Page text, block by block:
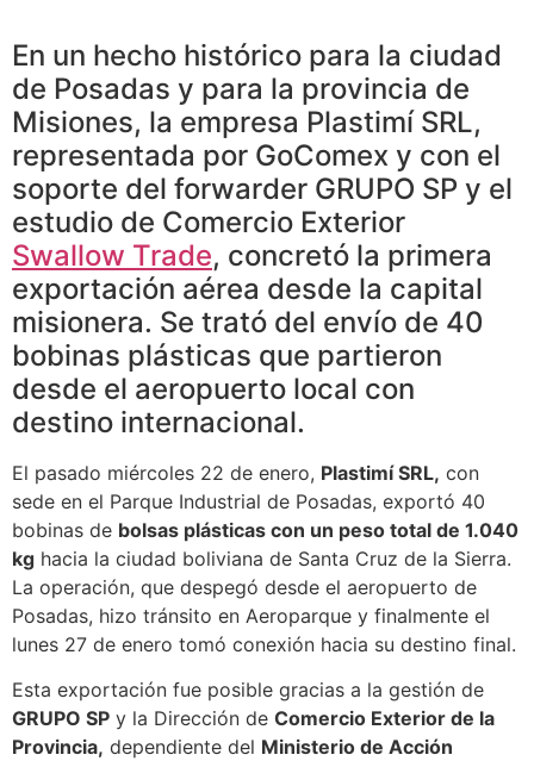
En un hecho histórico para la ciudad
de Posadas y para la provincia de
Misiones, la empresa Plastimí SRL,
representada por GoComex y con el
soporte del forwarder GRUPO SP y el
estudio de Comercio Exterior
Swallow Trade, concretó la primera
exportación aérea desde la capital
misionera. Se trató del envío de 40
bobinas plásticas que partieron
desde el aeropuerto local con
destino internacional.
El pasado miércoles 22 de enero, Plastimí SRL, con
sede en el Parque Industrial de Posadas, exportó 40
bobinas de bolsas plásticas con un peso total de 1.040
kg hacia la ciudad boliviana de Santa Cruz de la Sierra.
La operación, que despegó desde el aeropuerto de
Posadas, hizo tránsito en Aeroparque y finalmente el
lunes 27 de enero tomó conexión hacia su destino final.
Esta exportación fue posible gracias a la gestión de
GRUPO SP y la Dirección de Comercio Exterior de la
Provincia, dependiente del Ministerio de Acción